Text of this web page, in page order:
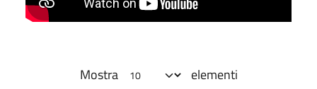
Mostra
elementi